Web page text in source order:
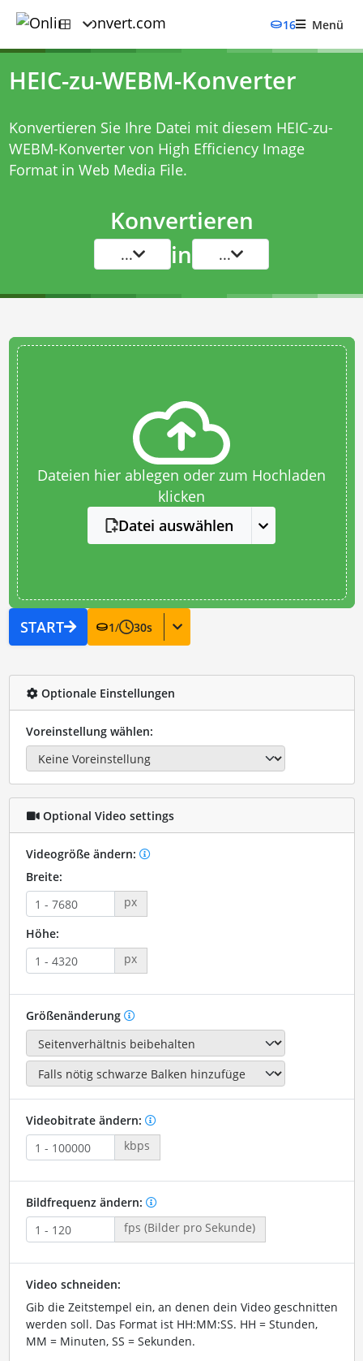
16 Menü
HEIC-zu-WEBM-Konverter
Konvertieren Sie Ihre Datei mit diesem HEIC-zu-
WEBM-Konvertervon High Efficiency Image
Format in Web Media File.
Konvertieren
... in ...
Dateien hier ablegen oder zum Hochladen
klicken
Datei auswählen
START 1/ 30s
Optionale Einstellungen
Voreinstellung wählen:
Optional Video settings
Videogröße ändern:
Breite:
px
Höhe:
px
Größenänderung
Videobitrate ändern:
kbps
Bildfrequenz ändern:
fps (Bilder pro Sekunde)
Video schneiden:
Gib die Zeitstempel ein, an denen dein Video geschnitten
werden soll. Das Format ist HH:MM:SS. HH = Stunden,
MM = Minuten, SS = Sekunden.